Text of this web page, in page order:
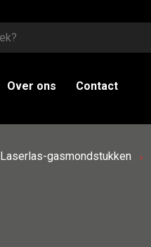
Over ons Contact
Laserlas-gasmondstukken